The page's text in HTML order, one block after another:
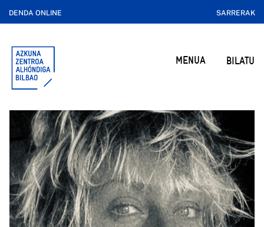
DENDA ONLINE SARRERAK
MENUA BILATU